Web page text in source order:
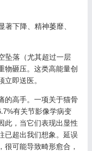
著下降、精神萎靡、
坠落（尤其超过一层
物砸压。这类高能量创
即送医。
的高手。一项关于猫骨
有关节影像学病变
此，当它们表现出显性
已超出我们想象。延误
很可能导致畸形愈合，